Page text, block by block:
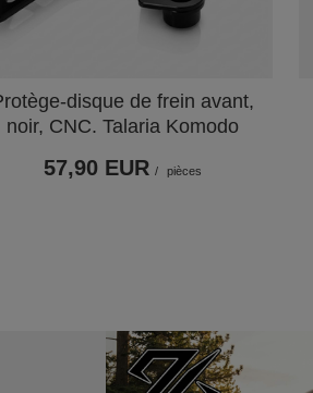
disque de frein avant,
noir, CNC. Talaria Komodo
57,90 EUR / pièces